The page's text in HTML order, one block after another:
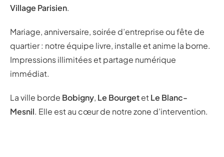
Village Parisien.
Mariage, anniversaire, soirée d’entreprise ou fête de
quartier : notre équipe livre, installe et anime la borne.
Impressions illimitées et partage numérique
immédiat.
La ville borde Bobigny, Le BourgetetLe Blanc-
Mesnil. Elle est au cœur de notre zone d’intervention.